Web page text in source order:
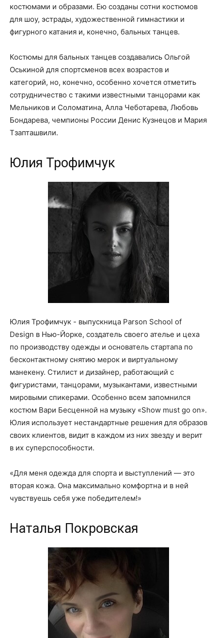
костюмами и образами. Ею созданы сотни костюмов
для шоу, эстрады, художественной гимнастики и
фигурного катания и, конечно, бальных танцев.
Костюмы для бальных танцев создавались Ольгой
Оськиной для спортсменов всех возрастов и
категорий, но, конечно, особенно хочется отметить
сотрудничество с такими известными танцорами как
Мельников и Соломатина, Алла Чеботарева, Любовь
Бондарева, чемпионы России Денис Кузнецов и Мария
Тзапташвили.
Юлия Трофимчук
Юлия Трофимчук - выпускница Parson School of
Design в Нью-Йорке, создатель своего ателье и цеха
по производству одежды и основатель стартапа по
бесконтактному снятию мерок и виртуальному
манекену. Стилист и дизайнер, работающий с
фигуристами, танцорами, музыкантами, известными
мировыми спикерами. Особенно всем запомнился
костюм Вари Бесценной на музыку «Show must go on».
Юлия использует нестандартные решения для образов
своих клиентов, видит в каждом из них звезду и верит
в их суперспособности.
«Для меня одежда для спорта и выступлений — это
вторая кожа. Она максимально комфортна и в ней
чувствуешь себя уже победителем!»
Наталья Покровская